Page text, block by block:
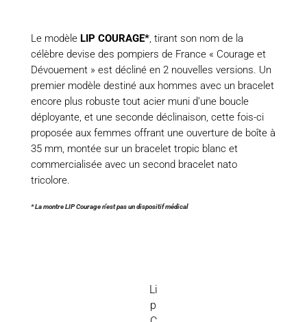
Le modèle LIP COURAGE*, tirant son nom de la
célèbre devise des pompiers de France « Courage et
Dévouement » est décliné en 2 nouvelles versions. Un
premier modèle destiné aux hommes avec un bracelet
encore plus robuste tout acier muni d’une boucle
déployante, et une seconde déclinaison, cette fois-ci
proposée aux femmes offrant une ouverture de boîte à
35 mm, montée sur un bracelet tropic blanc et
commercialisée avec un second bracelet nato
tricolore.
* La montre LIP Courage n’est pas un dispositif médical
Li
p